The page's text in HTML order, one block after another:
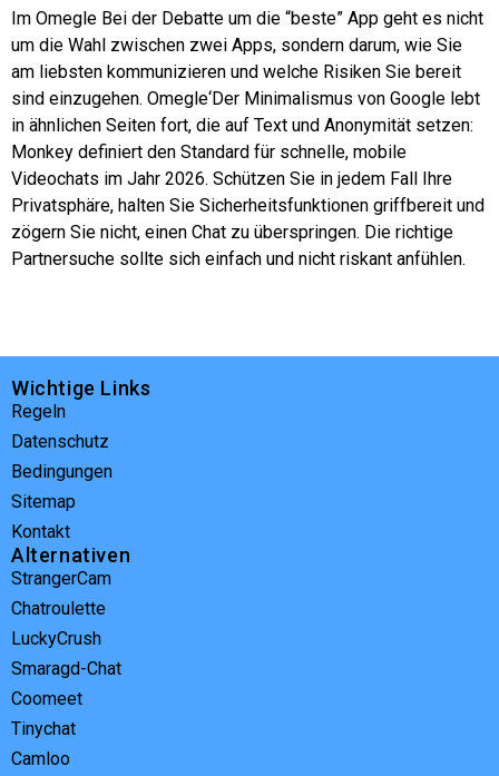
Im Omegle Bei der Debatte um die “beste” App geht es nicht
um die Wahl zwischen zwei Apps, sondern darum, wie Sie
am liebsten kommunizieren und welche Risiken Sie bereit
sind einzugehen. Omegle‘Der Minimalismus von Google lebt
in ähnlichen Seiten fort, die auf Text und Anonymität setzen:
Monkey definiert den Standard für schnelle, mobile
Videochats im Jahr 2026. Schützen Sie in jedem Fall Ihre
Privatsphäre, halten Sie Sicherheitsfunktionen griffbereit und
zögern Sie nicht, einen Chat zu überspringen. Die richtige
Partnersuche sollte sich einfach und nicht riskant anfühlen.
Wichtige Links
Regeln
Datenschutz
Bedingungen
Sitemap
Kontakt
Alternativen
StrangerCam
Chatroulette
LuckyCrush
Smaragd-Chat
Coomeet
Tinychat
Camloo